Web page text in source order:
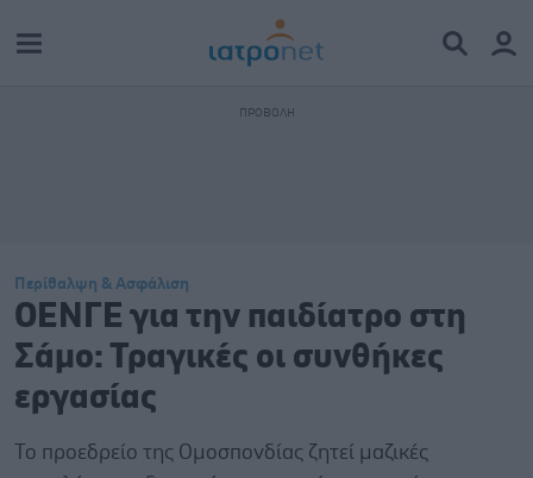
Περίθαλψη & Ασφάλιση
ΟΕΝΓΕ για την παιδίατρο στη
Σάμο: Τραγικές οι συνθήκες
εργασίας
Το προεδρείο της Ομοσπονδίας ζητεί μαζικές